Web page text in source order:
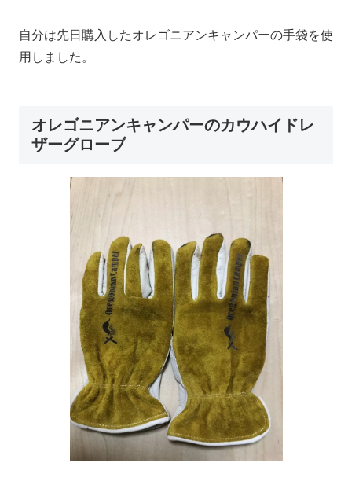
自分は先日購入したオレゴニアンキャンパーの手袋を使
用しました。
オレゴニアンキャンパーのカウハイドレ
ザーグローブ